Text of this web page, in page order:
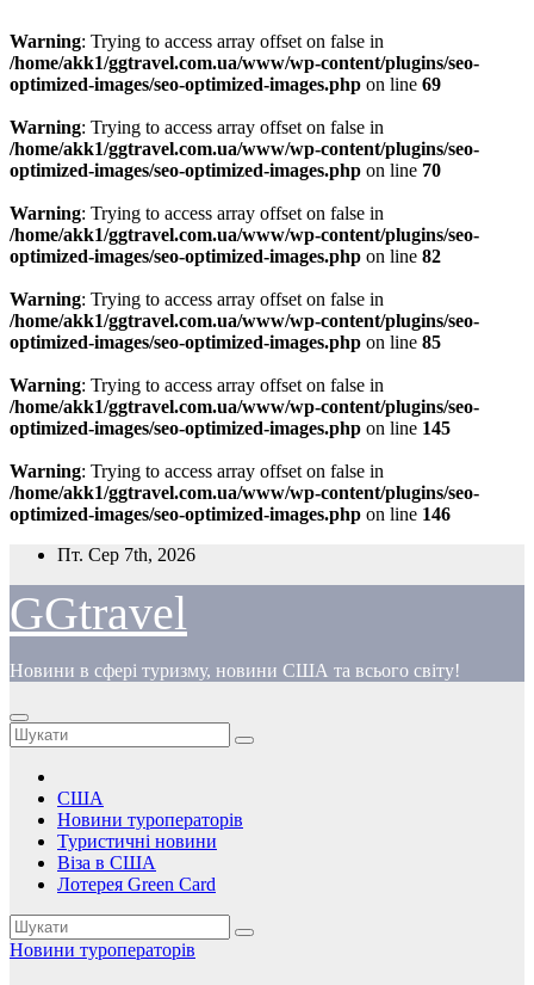
Warning: Trying to access array offset on false in
/home/akk1/ggtravel.com.ua/www/wp-content/plugins/seo-
optimized-images/seo-optimized-images.php on line 69
Warning: Trying to access array offset on false in
/home/akk1/ggtravel.com.ua/www/wp-content/plugins/seo-
optimized-images/seo-optimized-images.php on line 70
Warning: Trying to access array offset on false in
/home/akk1/ggtravel.com.ua/www/wp-content/plugins/seo-
optimized-images/seo-optimized-images.php on line 82
Warning: Trying to access array offset on false in
/home/akk1/ggtravel.com.ua/www/wp-content/plugins/seo-
optimized-images/seo-optimized-images.php on line 85
Warning: Trying to access array offset on false in
/home/akk1/ggtravel.com.ua/www/wp-content/plugins/seo-
optimized-images/seo-optimized-images.php on line 145
Warning: Trying to access array offset on false in
/home/akk1/ggtravel.com.ua/www/wp-content/plugins/seo-
optimized-images/seo-optimized-images.php on line 146
Перейти
вмісту
Пт. Сер 7th, 2026
GGtravel
Новини в сфері туризму, новини США та всього світу!
США
Новини туроператорів
Туристичні новини
Віза в США
Лотерея Green Card
Новини туроператорів